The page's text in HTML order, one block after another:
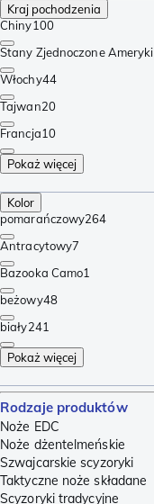
Kraj pochodzenia
Chiny100
Stany Zjednoczone Ameryki
Włochy44
Tajwan20
Francja10
Pokaż więcej
Kolor
pomarańczowy264
Antracytowy7
Bazooka Camo1
beżowy48
biały241
Pokaż więcej
Rodzaje produktów
Noże EDC
Noże dżentelmeńskie
Szwajcarskie scyzoryki
Taktyczne noże składane
Scyzoryki tradycyjne